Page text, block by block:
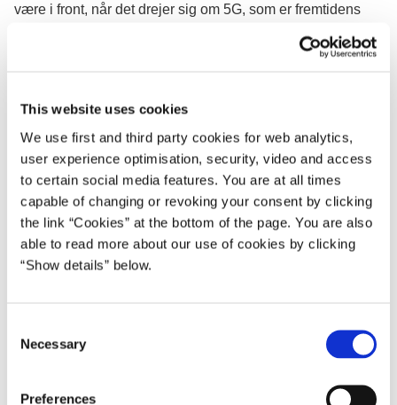
This website uses cookies
We use first and third party cookies for web analytics,
user experience optimisation, security, video and access
to certain social media features. You are at all times
capable of changing or revoking your consent by clicking
the link “Cookies” at the bottom of the page. You are also
able to read more about our use of cookies by clicking
“Show details” below.
Necessary
Preferences
være i front, når det drejer sig om 5G, som er fremtidens
yderligere til den succesfulde bredbåndspulje i 2018, så
der i år samlet er 100 mio. kr til bredbåndspuljen og at
målrette puljen yderligere mod tyndtbefolkede områder”
siger teleminister Lars Chr. Lilleholt (V).